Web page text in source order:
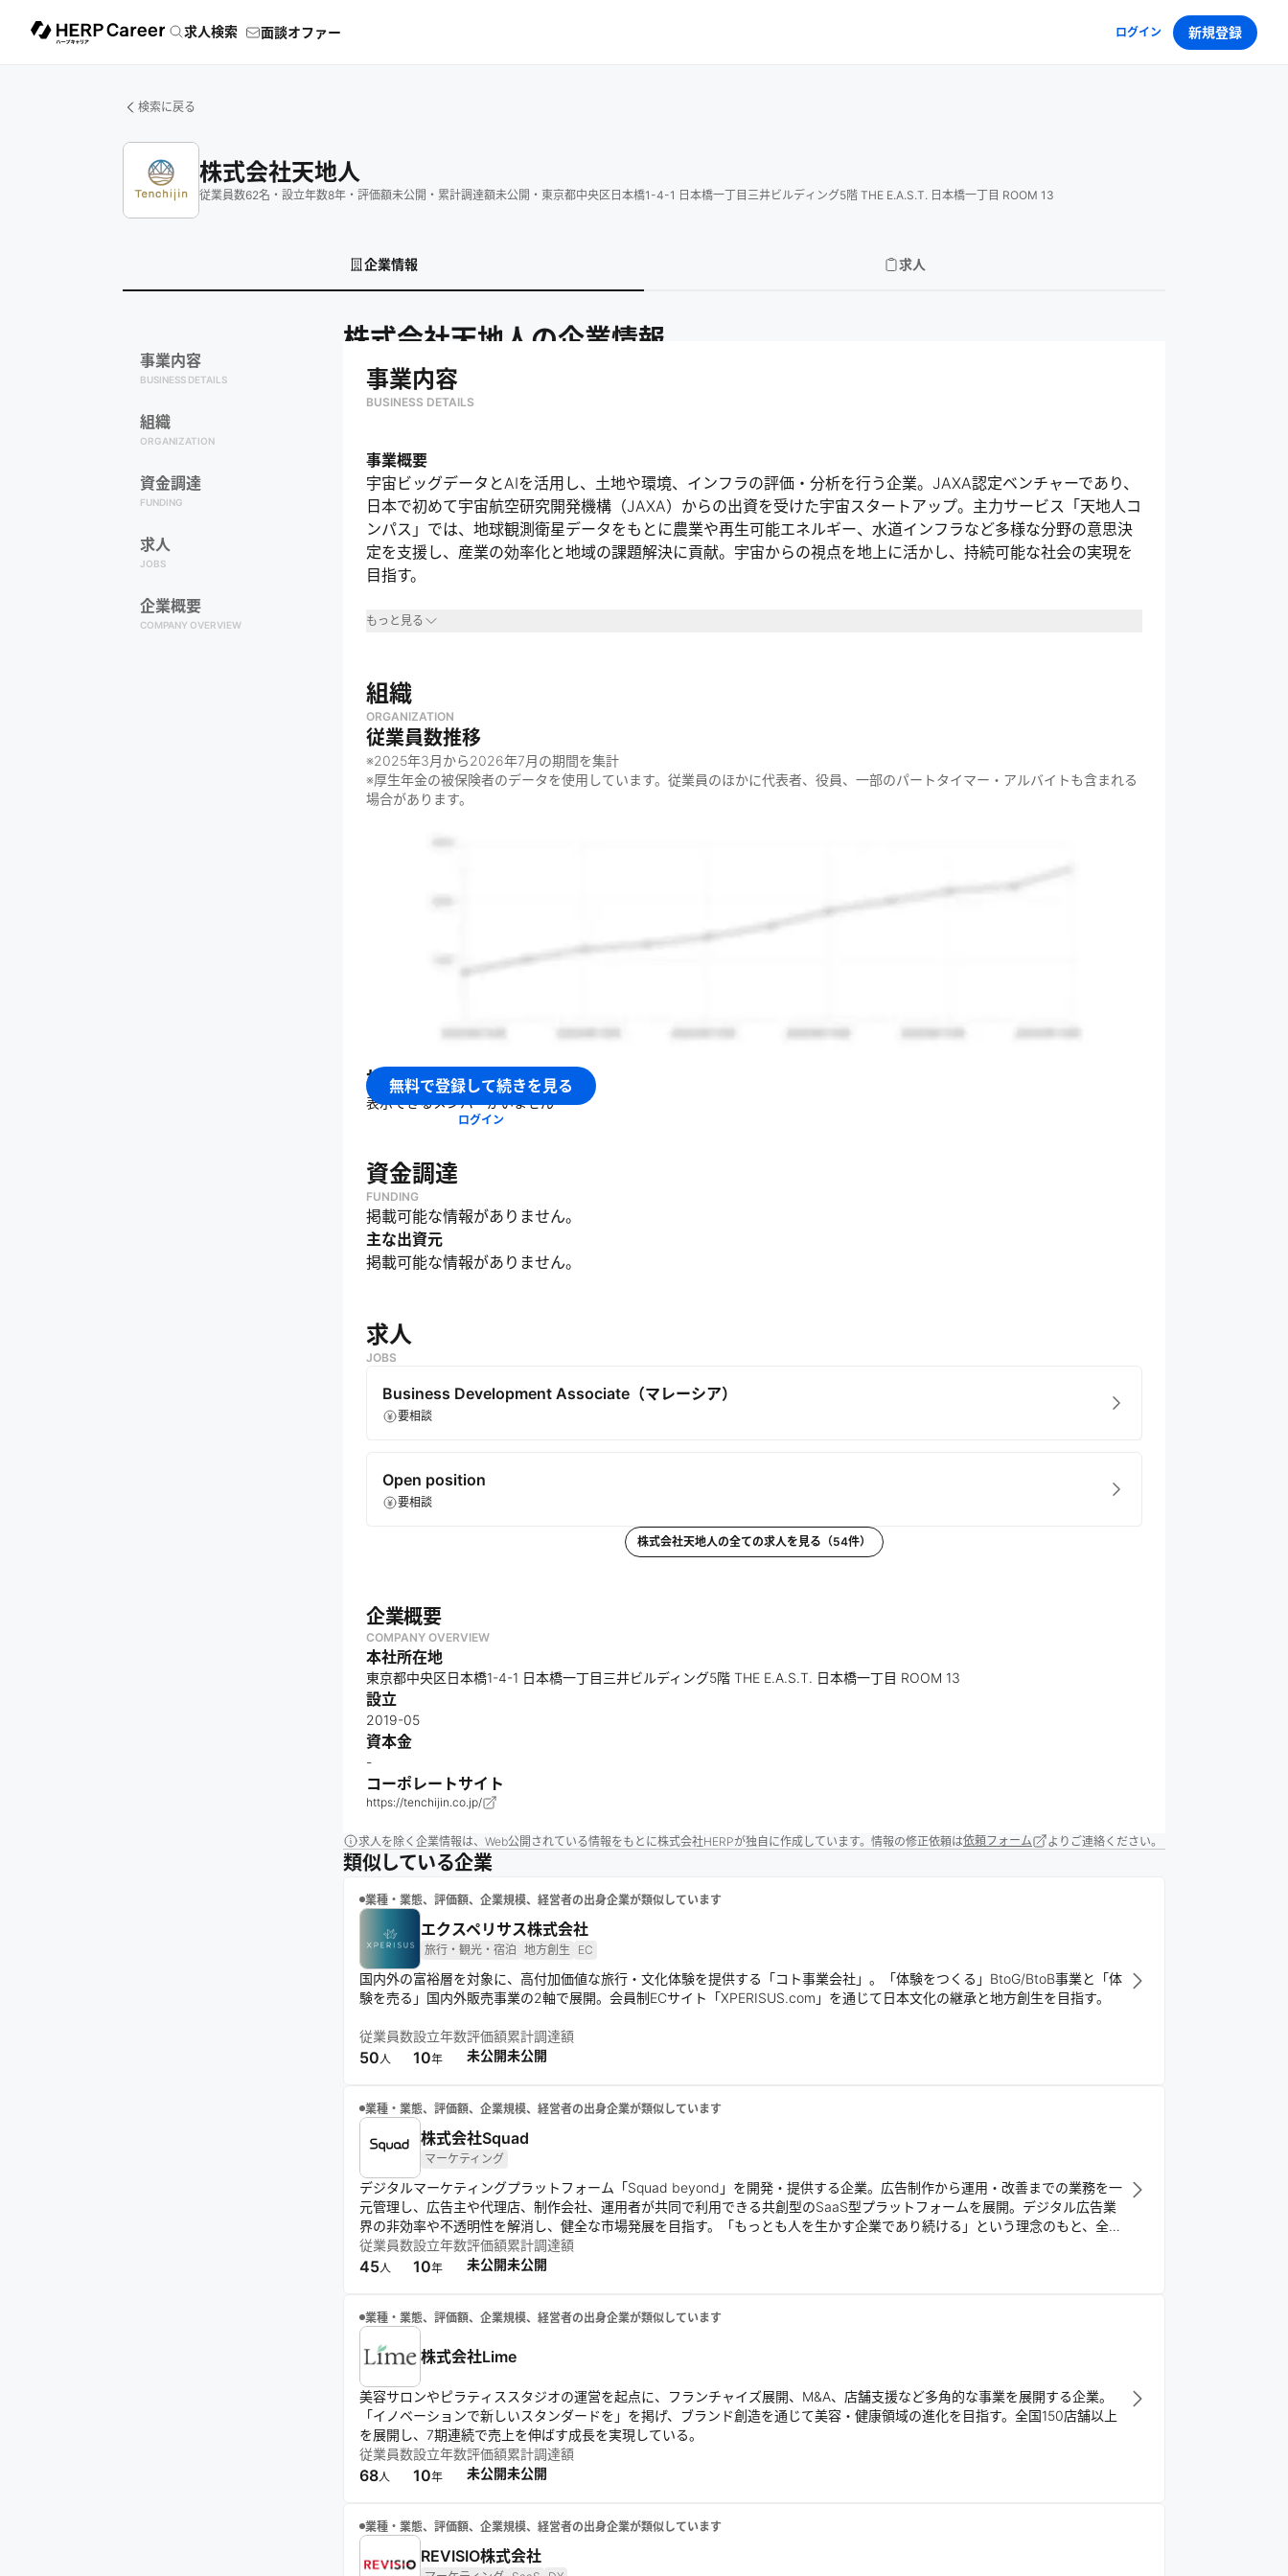
求人検索 面談オファー ログイン 新規登録
検索に戻る
株式会社天地人
従業員数62名 ・ 設立年数8年 ・ 評価額未公開 ・ 累計調達額未公開 ・ 東京都中央区日本橋1-4-1 日本橋一丁目三井ビルディング5階 THE E.A.S.T. 日本橋一丁目 ROOM 13
企業情報 求人
事業内容
BUSINESS DETAILS
組織
ORGANIZATION
資金調達
FUNDING
求人
JOBS
企業概要
COMPANY OVERVIEW
株式会社天地人 の企業情報
事業内容
BUSINESS DETAILS
事業概要
宇宙ビッグデータとAIを活用し、土地や環境、インフラの評価・分析を行う企業。JAXA認定ベンチャーであり、
日本で初めて宇宙航空研究開発機構（JAXA）からの出資を受けた宇宙スタートアップ。主力サービス「天地人コ
ンパス」では、地球観測衛星データをもとに農業や再生可能エネルギー、水道インフラなど多様な分野の意思決
定を支援し、産業の効率化と地域の課題解決に貢献。宇宙からの視点を地上に活かし、持続可能な社会の実現を
目指す。
事業領域
・農業分野（栽培適地選定、栽培管理など）
・インフラ管理（水道インフラの漏水リスク評価など）
・再生可能エネルギー分野（適地選定など）
・環境・気候変動対策分野
・GIS（地理情報システム）サービス業界
農業テック
「宇宙ビッグデータを使い、人類の文明活動を最適化する」というミッション
地球環境の「目に見えない情報」を解析・可視化し、まだ誰も気づいていない土地の価値や地球の資源を明ら
かにするため
地球に良い営みと活動を行うという価値観
・持続可能な未来のための意思決定を支援するため
・
環境負荷の少ない産業発展に貢献するため
何をしているのか
・「天地人コンパス」というオンラインGISプラットフォームを開発・運営
・衛星データを活用した土地評価・環境分析サービスの提供
・宇宙ビッグデータを活用したサービス開発・運用
・農業、インフラ、再生エネルギー、カーボンオフセットなどの分野で課題解決
・農業分野への気象・土壌データ提供
もっと見る
組織
ORGANIZATION
従業員数推移
※2025年3月から2026年7月の期間を集計
※厚生年金の被保険者のデータを使用しています。従業員のほかに代表者、役員、一部のパートタイマー・アルバイトも含まれる
場合があります。
無料で登録して続きを見る
ログイン
株式会社天地人のメンバー
表示できるメンバーがいません
資金調達
FUNDING
掲載可能な情報がありません。
主な出資元
掲載可能な情報がありません。
求人
JOBS
Business Development Associate（マレーシア）
要相談
Open position
要相談
株式会社天地人の全ての求人を見る（54件）
企業概要
COMPANY OVERVIEW
本社所在地
東京都中央区日本橋1-4-1 日本橋一丁目三井ビルディング5階 THE E.A.S.T. 日本橋一丁目 ROOM 13
設立
2019-05
資本金
-
コーポレートサイト
https://tenchijin.co.jp/
求人を除く企業情報は、Web公開されている情報をもとに株式会社HERPが独自に作成しています。情報の修正依頼は依頼フォーム よりご連絡ください。
類似している企業
業種・業態、評価額、企業規模、経営者の出身企業が類似しています
エクスペリサス株式会社
旅行・観光・宿泊 地方創生 EC
国内外の富裕層を対象に、高付加価値な旅行・文化体験を提供する「コト事業会社」。「体験をつくる」BtoG/BtoB事業と「体
験を売る」国内外販売事業の2軸で展開。会員制ECサイト「XPERISUS.com」を通じて日本文化の継承と地方創生を目指す。
従業員数
50 人
設立年数
10年
評価額
未公開
累計調達額
未公開
業種・業態、評価額、企業規模、経営者の出身企業が類似しています
株式会社Squad
マーケティング
デジタルマーケティングプラットフォーム「Squad beyond」を開発・提供する企業。広告制作から運用・改善までの業務を一
元管理し、広告主や代理店、制作会社、運用者が共同で利用できる共創型のSaaS型プラットフォームを展開。デジタル広告業
界の非効率や不透明性を解消し、健全な市場発展を目指す。「もっとも人を生かす企業であり続ける」という理念のもと、全て
の人が自分自身の人生を生きる世界の創造に取り組んでいる。
従業員数
45人
設立年数
10年
評価額
未公開
累計調達額
未公開
業種・業態、評価額、企業規模、経営者の出身企業が類似しています
株式会社Lime
美容サロンやピラティススタジオの運営を起点に、フランチャイズ展開、M&A、店舗支援など多角的な事業を展開する企業。
「イノベーションで新しいスタンダードを」を掲げ、ブランド創造を通じて美容・健康領域の進化を目指す。全国150店舗以上
を展開し、7期連続で売上を伸ばす成長を実現している。
従業員数
68人
設立年数
10年
評価額
未公開
累計調達額
未公開
業種・業態、評価額、企業規模、経営者の出身企業が類似しています
REVISIO株式会社